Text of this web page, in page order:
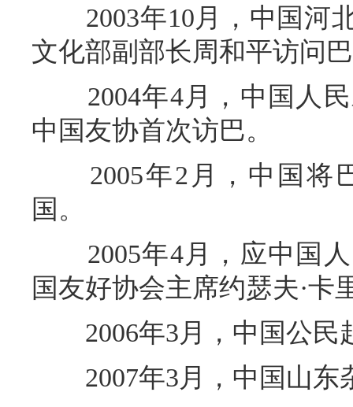
2003年10月，中国河北
文化部副部长周和平访问
2004年4月，中国人民
中国友协首次访巴。
2005年2月，中国将
国。
2005年4月，应中国人
国友好协会主席约瑟夫·卡
2006年3月，中国公民
2007年3月，中国山东